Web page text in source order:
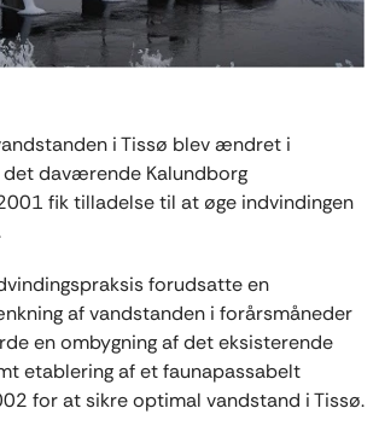
i Tissø blev ændret i
daværende Kalundborg
fik tilladelse til at øge indvindingen
forudsatte en
af vandstanden i forårsmåneder
en ombygning af det eksisterende
etablering af et faunapassabelt
for at sikre optimal vandstand i Tissø.